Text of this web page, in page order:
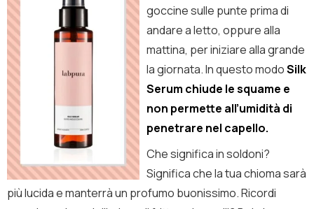
goccine sulle punte prima di
andare a letto, oppure alla
mattina, per iniziare alla grande
la giornata. In questo modoSilk
Serum chiude le squame e
non permette all’umidità di
penetrare nel capello.
Che significa in soldoni?
Significa che la tua chioma sarà
più lucida e manterrà un profumo buonissimo. Ricordi